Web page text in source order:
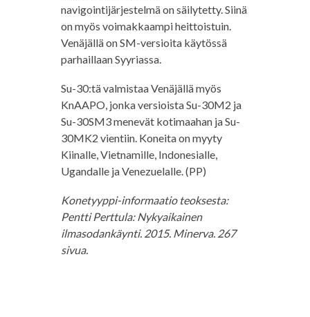
navigointijärjestelmä on säilytetty. Siinä
on myös voimakkaampi heittoistuin.
Venäjällä on SM-versioita käytössä
parhaillaan Syyriassa.
Su-30:tä valmistaa Venäjällä myös
KnAAPO, jonka versioista Su-30M2 ja
Su-30SM3 menevät kotimaahan ja Su-
30MK2 vientiin. Koneita on myyty
Kiinalle, Vietnamille, Indonesialle,
Ugandalle ja Venezuelalle. (PP)
Konetyyppi-informaatio teoksesta:
Pentti Perttula: Nykyaikainen
ilmasodankäynti. 2015. Minerva. 267
sivua.